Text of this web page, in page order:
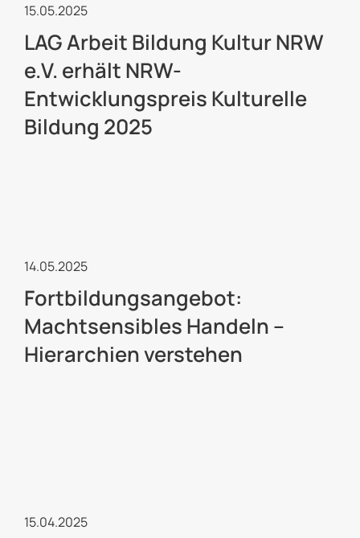
15.05.2025
LAG Arbeit Bildung Kultur NRW
e.V. erhält NRW-
Entwicklungspreis Kulturelle
Bildung 2025
14.05.2025
Fortbildungsangebot:
Machtsensibles Handeln –
Hierarchien verstehen
15.04.2025